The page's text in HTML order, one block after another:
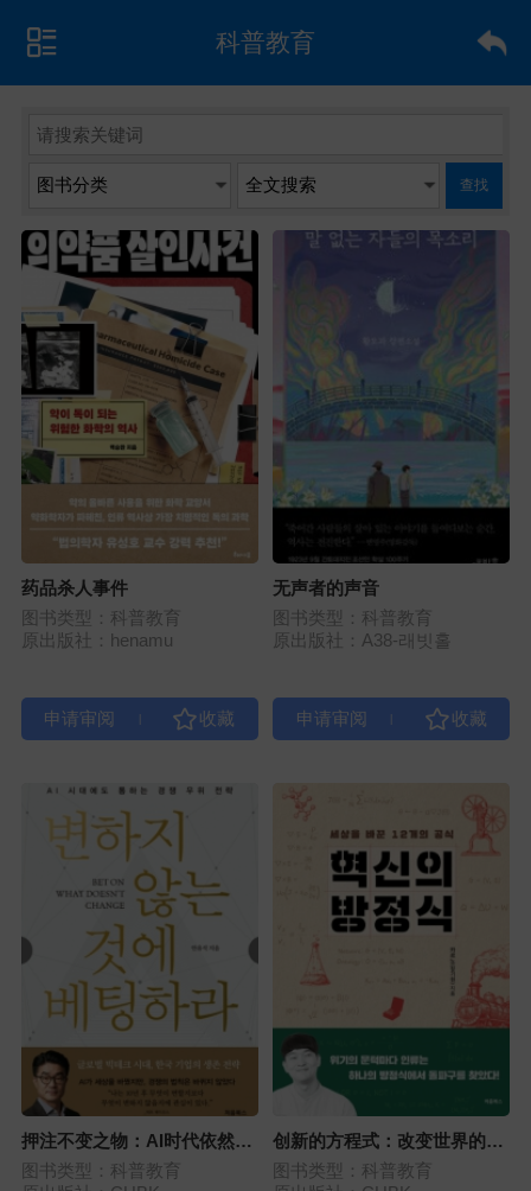
科普教育
查找
药品杀人事件
图书类型：科普教育
原出版社：henamu
无声者的声音
图书类型：科普教育
原出版社：A38-래빗홀
押注不变之物：AI时代依然有
效的竞争优势战略
图书类型：科普教育
创新的方程式：改变世界的12
个公式
图书类型：科普教育